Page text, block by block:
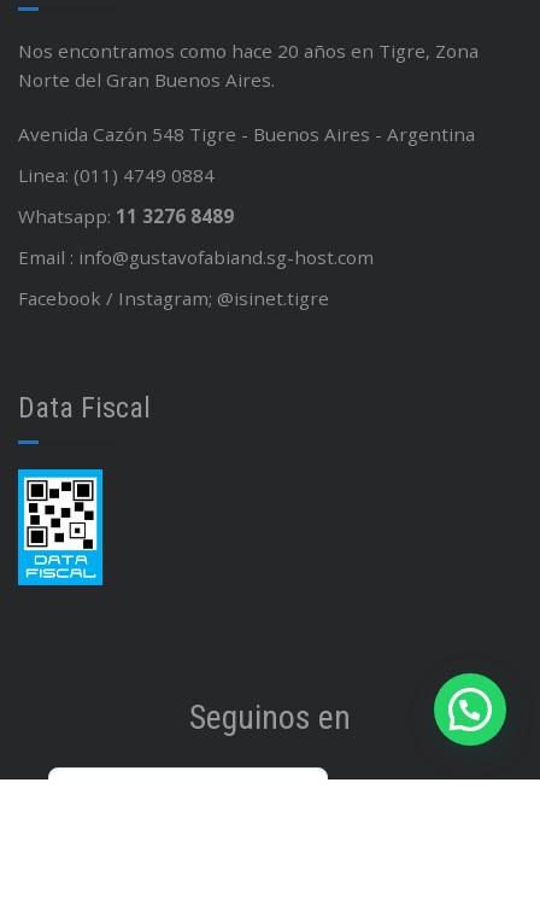
Nos encontramos como hace 20 años en Tigre, Zona
Norte del Gran Buenos Aires.
Avenida Cazón 548 Tigre - Buenos Aires - Argentina
Linea: (011) 4749 0884
Whatsapp: 11 3276 8489
Email : info@gustavofabiand.sg-host.com
Facebook / Instagram; @isinet.tigre
Data Fiscal
Seguinos en